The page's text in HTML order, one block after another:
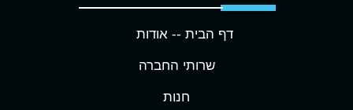
דף הבית -- אודות
שרותי החברה
חנות